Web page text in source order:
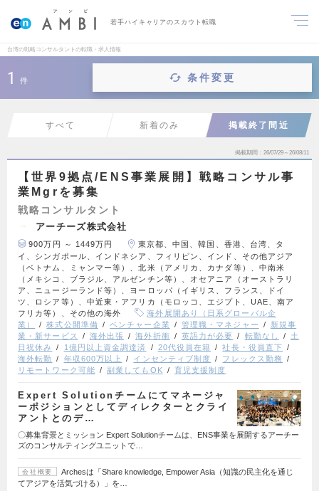
若手ハイキャリアのスカウト転職
台湾の戦略コンサルタントの転職・求人情報
1 件 条件変更
すべて 新着のみ 掲載終了間近
掲載期間 26/07/29～26/08/11
【世界9拠点/ENS事業展開】戦略コンサル事
業Mgrを募集
戦略コンサルタント
アーチーズ株式会社
900万円 ～ 1449万円
東京都、中国、韓国、香港、台湾、タ
イ、シンガポール、インドネシア、フィリピン、インド、その他アジア
（ベトナム、ミャンマー等）、北米（アメリカ、カナダ等）、中南米
（メキシコ、ブラジル、アルゼンチン等）、オセアニア（オーストラリ
ア、ニュージーランド等）、ヨーロッパ（イギリス、フランス、ドイ
ツ、ロシア等）、中近東・アフリカ（モロッコ、エジプト、UAE、南ア
フリカ等）、その他の海外
海外展開あり（日系グローバル企
業）
株式公開準備 ベンチャー企業 管理職・マネジャー
新規事
業・新サービス
海外出張 海外折衝 英語力が必要 転勤なし
土
日祝休み
1億円以上資金調達済 20代役員在籍
社長・役員直下
海外転勤
年収600万以上 インセンティブ制度
フレックス勤務
リモートワーク可能
副業してもOK 育児支援制度
Expert Solutionチームにてマネージャ
ーポジションとしてディレクターとクライ
アントとのデ…
〇募集背景とミッション Expert Solutionチームは、ENS事業を展開するアーチー
ズのコンサルティングユニットで…
会社概要
Archesは「Share knowledge, Empower Asia（知識の民主化を通じ
てアジアを活気づける）」を…